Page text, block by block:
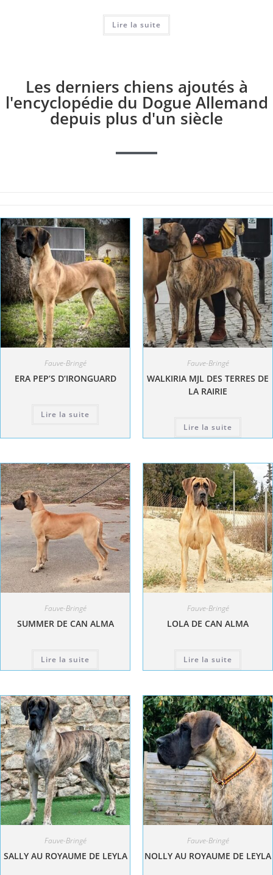
Lire la suite
Les derniers chiens ajoutés à
l'encyclopédie du Dogue Allemand
depuis plus d'un siècle
Fauve-Bringé
ERA PEP’S D’IRONGUARD
Lire la suite
Fauve-Bringé
WALKIRIA MJL DES TERRES DE
LA RAIRIE
Lire la suite
Fauve-Bringé
SUMMER DE CAN ALMA
Lire la suite
Fauve-Bringé
LOLA DE CAN ALMA
Lire la suite
Fauve-Bringé
SALLY AU ROYAUME DE LEYLA
Fauve-Bringé
NOLLY AU ROYAUME DE LEYLA